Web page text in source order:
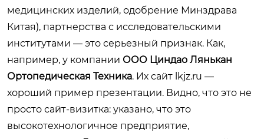
медицинских изделий, одобрение Минздрава
Китая), партнерства с исследовательскими
институтами — это серьезный признак. Как,
например, у компании ООО Циндао Лянькан
Ортопедическая Техника. Их сайт lkjz.ru —
хороший пример презентации. Видно, что это не
просто сайт-визитка: указано, что это
высокотехнологичное предприятие,